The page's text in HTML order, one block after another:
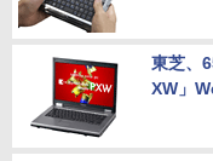
東芝、
XW」